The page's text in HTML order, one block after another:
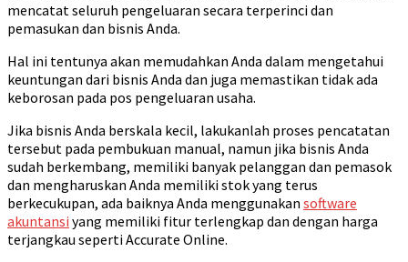
mencatat seluruh pengeluaran secara terperinci dan
pemasukan dan bisnis Anda.
Hal ini tentunya akan memudahkan Anda dalam mengetahui
keuntungan dari bisnis Anda dan juga memastikan tidak ada
keborosan pada pos pengeluaran usaha.
Jika bisnis Anda berskala kecil, lakukanlah proses pencatatan
tersebut pada pembukuan manual, namun jika bisnis Anda
sudah berkembang, memiliki banyak pelanggan dan pemasok
dan mengharuskan Anda memiliki stok yang terus
berkecukupan, ada baiknya Anda menggunakan software
akuntansi yang memiliki fitur terlengkap dan dengan harga
terjangkau seperti Accurate Online.